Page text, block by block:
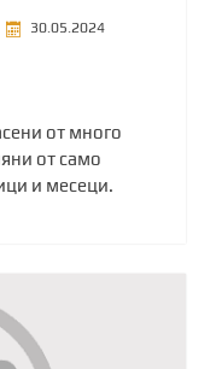
30.05.2024
от много
от само
и месеци.